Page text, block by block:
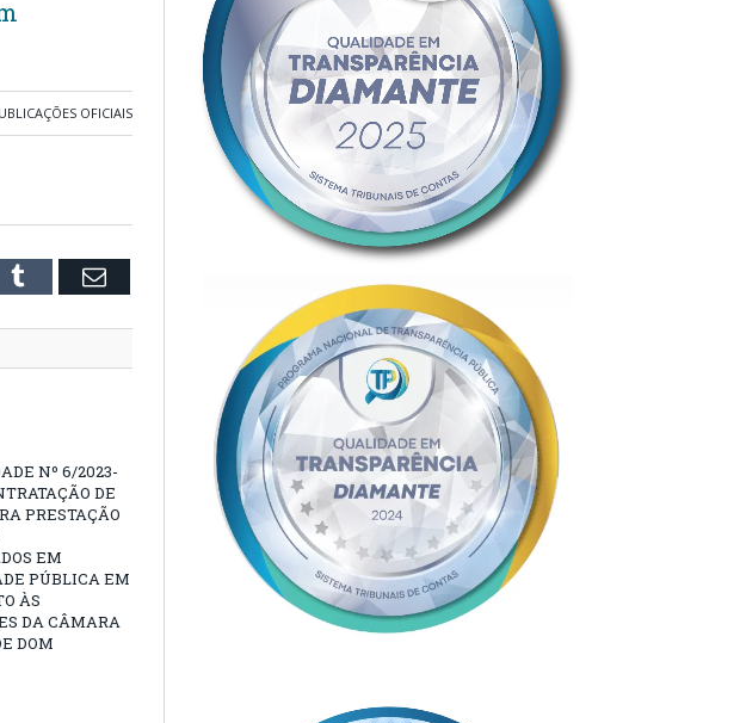
OFICIAIS
Tumblr Email
Nº 6/2023-
DE
PRESTAÇÃO
EM
PÚBLICA EM
ÀS
DA CÂMARA
DOM